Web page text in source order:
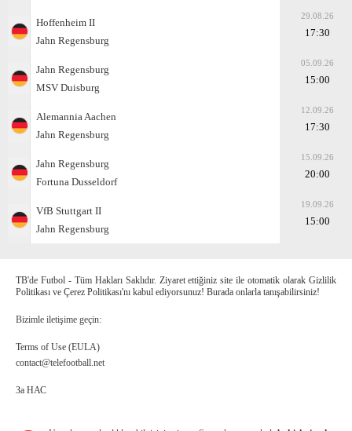
Hoffenheim II
Jahn Regensburg
29.08.26
17:30
Jahn Regensburg
MSV Duisburg
05.09.26
15:00
Alemannia Aachen
Jahn Regensburg
12.09.26
17:30
Jahn Regensburg
Fortuna Dusseldorf
15.09.26
20:00
VfB Stuttgart II
Jahn Regensburg
19.09.26
15:00
TB'de Futbol - Tüm Hakları Saklıdır. Ziyaret ettiğiniz site ile otomatik olarak Gizlilik
Politikası ve Çerez Politikası'nı kabul ediyorsunuz! Burada onlarla tanışabilirsiniz!
Bizimle iletişime geçin:
Terms of Use (EULA)
contact@telefootball.net
За НАС